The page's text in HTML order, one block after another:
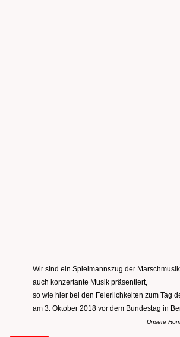
Wir sind ein Spielmannszug der
auch konzertante Musik präsentiert,
so wie hier bei den Feierlichkeiten zum Tag
am 3. Oktober 2018 vor dem Bundestag in
Unsere